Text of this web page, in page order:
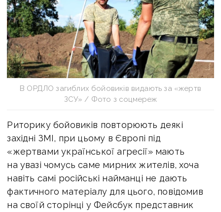
В ОРДЛО загиблих бойовиків видають за «жертв
ЗСУ» / Фото з соцмереж
Риторику бойовиків повторюють деякі
західні ЗМІ, при цьому в Європі під
«жертвами української агресії» мають
на увазі чомусь саме мирних жителів, хоча
навіть самі російські найманці не дають
фактичного матеріалу для цього, повідомив
на своїй сторінці у Фейсбук представник